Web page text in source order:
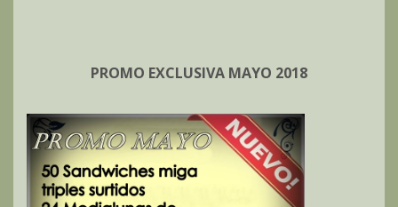
PROMO EXCLUSIVA MAYO 2018